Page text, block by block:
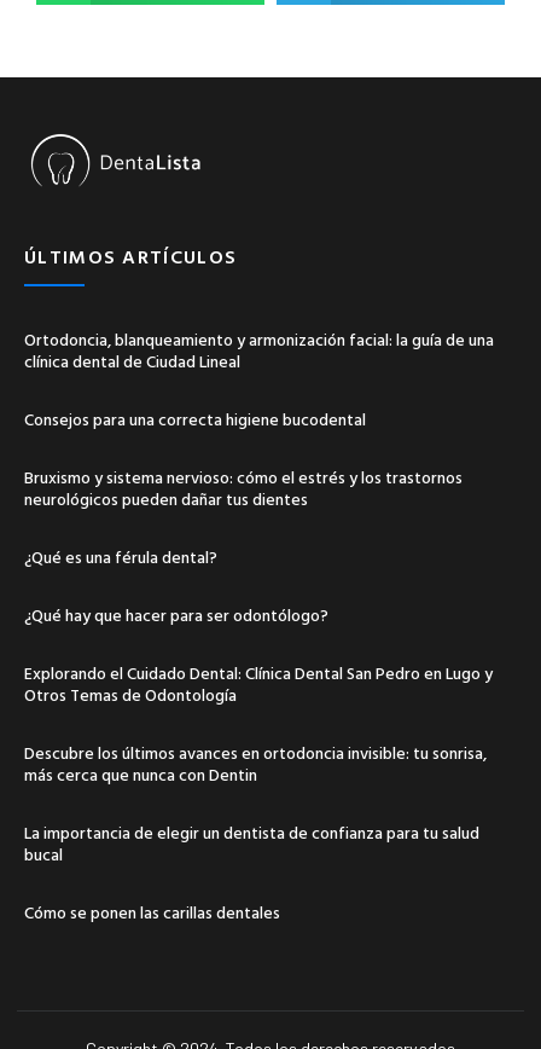
ÚLTIMOS ARTÍCULOS
Ortodoncia, blanqueamiento y armonización facial: la guía de una
clínica dental de Ciudad Lineal
Consejos para una correcta higiene bucodental
Bruxismo y sistema nervioso: cómo el estrés y los trastornos
neurológicos pueden dañar tus dientes
¿Qué es una férula dental?
¿Qué hay que hacer para ser odontólogo?
Explorando el Cuidado Dental: Clínica Dental San Pedro en Lugo y
Otros Temas de Odontología
Descubre los últimos avances en ortodoncia invisible: tu sonrisa,
más cerca que nunca con Dentin
La importancia de elegir un dentista de confianza para tu salud
bucal
Cómo se ponen las carillas dentales